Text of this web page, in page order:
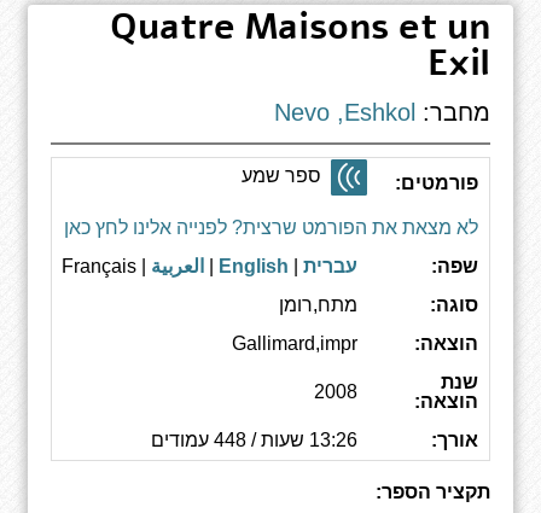
Quatre Maisons et un
Exil
מחבר: Nevo ,Eshkol
פורמטים: ספר שמע
לא מצאת את הפורמט שרצית? לפנייה אלינו לחץ כאן
שפה:
עברית|
English العربية
סוגה:
מתח,רומן
הוצאה:
Gallimard,impr
שנת
הוצאה:
2008
אורך: 13:26 שעות / 448 עמודים
תקציר הספר: